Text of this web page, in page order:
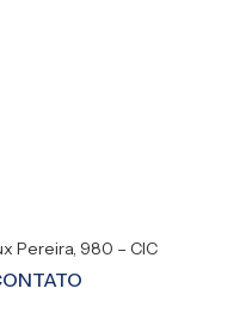
Pereira, 980 – CIC